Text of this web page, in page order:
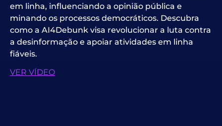
em linha, influenciando a opinião pública e
minando os processos democráticos. Descubra
como a AI4Debunk visa revolucionar a luta contra
a desinformação e apoiar atividades em linha
fiáveis.
VER VÍDEO